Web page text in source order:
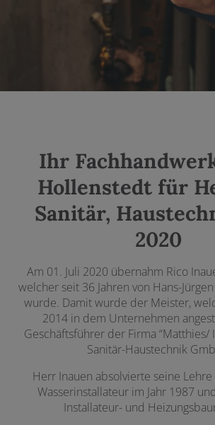
Ihr
Hollenstedt für
Sanitär,
2020
Am 01. Juli 2020 übernahm Rico
welcher seit 36 Jahren von Hans-
wurde. Damit wurde der Meister,
2014 in dem Unternehmen
Geschäftsführer der Firma “Matthies/
Sanitär-Haustechnik
Herr Inauen absolvierte seine Lehre
Wasserinstallateur im Jahr 1987
Installateur- und